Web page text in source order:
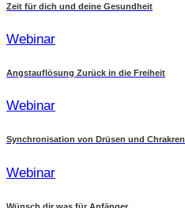
Zeit für dich und deine Gesundheit
Webinar
Angstauflösung Zurück in die Freiheit
Webinar
Synchronisation von Drüsen und Chrakren
Webinar